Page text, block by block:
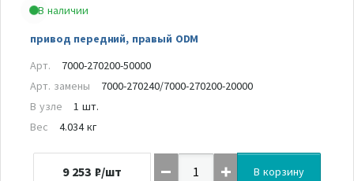
В наличии
привод передний, правый ODM
Арт.
7000-270200-50000
Арт. замены
7000-270240/7000-270200-20000
В узле
1 шт.
Вес
4.034 кг
9 253 ₽/шт В корзину